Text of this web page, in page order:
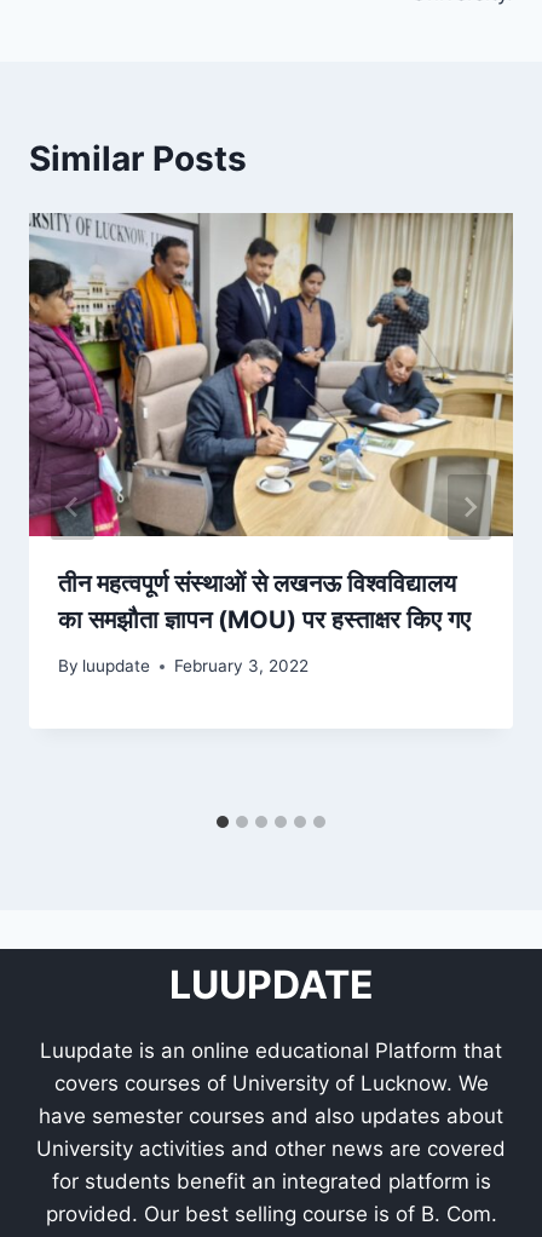
Similar Posts
तीन महत्वपूर्ण संस्थाओं से लखनऊ विश्वविद्यालय
का समझौता ज्ञापन (MOU) पर हस्ताक्षर किए गए
By luupdate February 3, 2022
LUUPDATE
Luupdate is an online educational Platform that
covers courses of University of Lucknow. We
have semester courses and also updates about
University activities and other news are covered
for students benefit an integrated platform is
provided. Our best selling course is of B. Com.